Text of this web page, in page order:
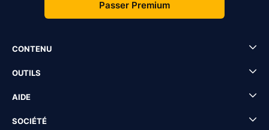
Passer Premium
CONTENU
OUTILS
AIDE
SOCIÉTÉ